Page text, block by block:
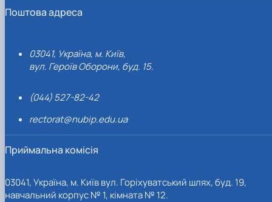
Поштова адреса
03041, Україна, м. Київ,
вул. Героїв Оборони, буд. 15.
(044) 527-82-42
rectorat@nubip.edu.ua
Приймальна комісія
03041, Україна, м. Київ вул. Горіхуватський шлях, буд. 19,
навчальний корпус № 1, кімната № 12.